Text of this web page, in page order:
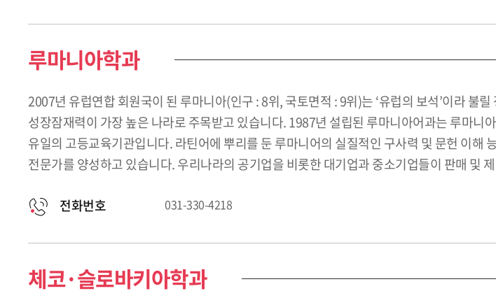
루마니아학과
2007년 유럽연합 회원국이 된 루마니아(인구 : 8위, 국토면적 : 9위)는 ‘유럽의 보석’이라 불
성장잠재력이 가장 높은 나라로 주목받고 있습니다. 1987년 설립된 루마니아어과는 루마
유일의 고등교육기관입니다. 라틴어에 뿌리를 둔 루마니어의 실질적인 구사력 및 문헌 이해
전문가를 양성하고 있습니다. 우리나라의 공기업을 비롯한 대기업과 중소기업들이 판매 및
전화번호 031-330-4218
체코·슬로바키아학과